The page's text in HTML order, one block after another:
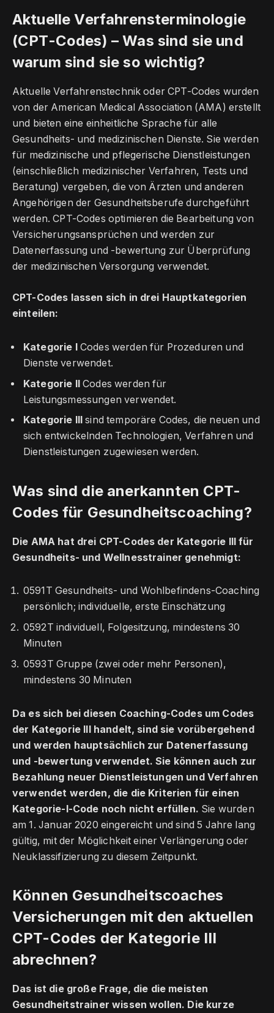
Aktuelle Verfahrensterminologie
(CPT-Codes) – Was sind sie und
warum sind sie so wichtig?
Aktuelle Verfahrenstechnik oder CPT-Codes wurden
von der American Medical Association (AMA) erstellt
und bieten eine einheitliche Sprache für alle
Gesundheits- und medizinischen Dienste. Sie werden
für medizinische und pflegerische Dienstleistungen
(einschließlich medizinischer Verfahren, Tests und
Beratung) vergeben, die von Ärzten und anderen
Angehörigen der Gesundheitsberufe durchgeführt
werden. CPT-Codes optimieren die Bearbeitung von
Versicherungsansprüchen und werden zur
Datenerfassung und -bewertung zur Überprüfung
der medizinischen Versorgung verwendet.
CPT-Codes lassen sich in drei Hauptkategorien
einteilen:
Kategorie ICodes werden für Prozeduren und
Dienste verwendet.
Kategorie IICodes werden für
Leistungsmessungen verwendet.
Kategorie III
sind temporäre Codes, die neuen und
sich entwickelnden Technologien, Verfahren und
Dienstleistungen zugewiesen werden.
Was sind die anerkannten CPT-
Codes für Gesundheitscoaching?
Die AMA hat drei CPT-Codes der Kategorie III für
Gesundheits- und Wellnesstrainer genehmigt:
0591T Gesundheits- und Wohlbefindens-Coaching
persönlich; individuelle, erste Einschätzung
0592T individuell, Folgesitzung, mindestens 30
Minuten
0593T Gruppe (zwei oder mehr Personen),
mindestens 30 Minuten
Da es sich bei diesen Coaching-Codes um Codes
der Kategorie III handelt, sind sie vorübergehend
und werden hauptsächlich zur Datenerfassung
und -bewertung verwendet. Sie können auch zur
Bezahlung neuer Dienstleistungen und Verfahren
verwendet werden, die die Kriterien für einen
Kategorie-I-Code noch nicht erfüllen. Sie wurden
am 1. Januar 2020 eingereicht und sind 5 Jahre lang
gültig, mit der Möglichkeit einer Verlängerung oder
Neuklassifizierung zu diesem Zeitpunkt.
Können Gesundheitscoaches
Versicherungen mit den aktuellen
CPT-Codes der Kategorie III
abrechnen?
Das ist die große Frage, die die meisten
Gesundheitstrainer wissen wollen. Die kurze